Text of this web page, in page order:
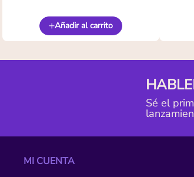
Añadir al carrito
Sé el
MI CUENTA